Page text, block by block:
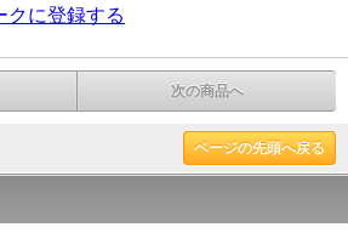
クに登録する
次の商品へ
ページの先頭へ戻る